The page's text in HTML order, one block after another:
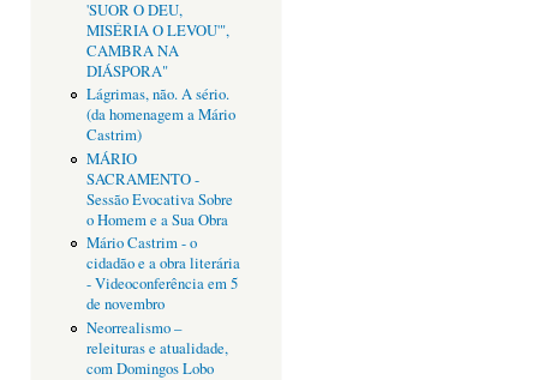
'SUOR O DEU,
MISÉRIA O LEVOU'",
CAMBRA NA
DIÁSPORA"
Lágrimas, não. A sério.
(da homenagem a Mário
Castrim)
MÁRIO
SACRAMENTO -
Sessão Evocativa Sobre
o Homem e a Sua Obra
Mário Castrim - o
cidadão e a obra literária
- Videoconferência em 5
de novembro
Neorrealismo –
releituras e atualidade,
com Domingos Lobo